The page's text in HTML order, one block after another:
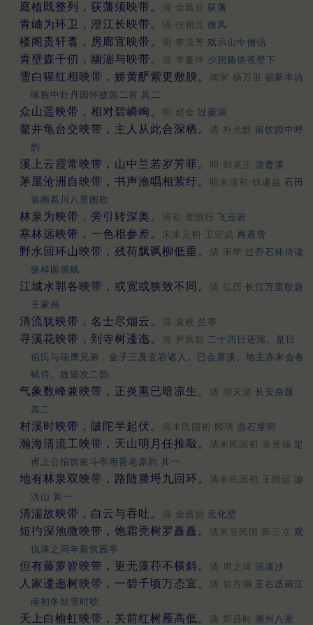
庭植既整列，荻藩须映带。 清·金昌业 荻藩
青岫为环卫，澄江长映带。 清·任相元 微风
楼阁贵轩翥，房廊宜映带。 明·李流芳 戏示山中僧侣
青壁森千仞，幽湍与映带。 清·李夏坤 少憩路傍苍壁下
雪白猩红相映带，娇黄酽紫更敷腴。 南宋·杨万里 宿新丰坊
咏瓶中牡丹因怀故园二首 其二
众山遥映带，相对碧嶙峋。 明·赵金 过菱湖
鳌井龟台交映带，主人从此合深栖。 清·朴允默 留饮园中呼
韵
溪上云霞常映带，山中兰若岁芳菲。 明·刘克正 游曹溪
茅屋沧洲自映带，书声渔唱相萦纡。 明末清初·钱谦益 石田
翁画奚川八景图歌
林泉为映带，旁引转深奥。 清初·查慎行 飞云岩
寒林远映带，一色相参差。 宋末元初·卫宗武 再遇雪
野水回环山映带，残荷飘飒柳低垂。 清·宋荦 过乔石林侍读
纵棹园感赋
江城水郭各映带，或宽或狭致不同。 清·弘历 长江万里歌题
王蒙画
清流犹映带，名士尽烟云。 清·袁枚 兰亭
寻溪花映带，到寺树逶迤。 清·尹凤朝 二十四日还寓。是日
伯氏与瑞膺兄弟，金子三及玄岩诸人。已会屏溪。地主亦来会各
赋诗。故追次二韵
气象数峰兼映带，正炎熏已暗凉生。 清·胡天游 长安杂题
其二
村溪时映带，陂陀半起伏。 清末民国初·顾璜 游石屋洞
瀚海清流工映带，天山明月任推敲。 清末民国初·裴景福 定
甫上公招饮依斗亭用晋老原韵 其一
地有林泉双映带，路随塍埒九回环。 清末民国初·王闿运 游
沩山 其一
清湍故映带，白云与吞吐。 清·金昌协 元化壁
短彴深池微映带，饱霜秃树罗矗矗。 清末至民国·陈三立 观
仇涞之同年新筑园亭
但有藤萝皆映带，更无藻荇不横斜。 清·周之琦 浣溪沙
人家逶迤树映带，一碧千顷万态宜。 清·翁方纲 王右丞画江
南初冬欲雪时歌
天上白榆虹映带，关前红树雁高低。 清·郑昌时 潮州八景